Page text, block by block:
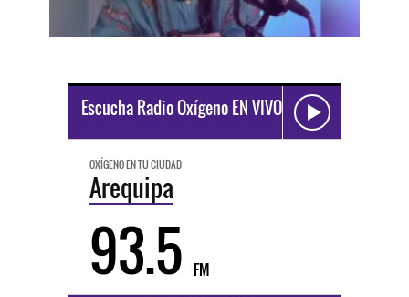
Escucha Radio Oxígeno EN VIVO
OXÍGENO EN TU CIUDAD
Arequipa
93.5 FM